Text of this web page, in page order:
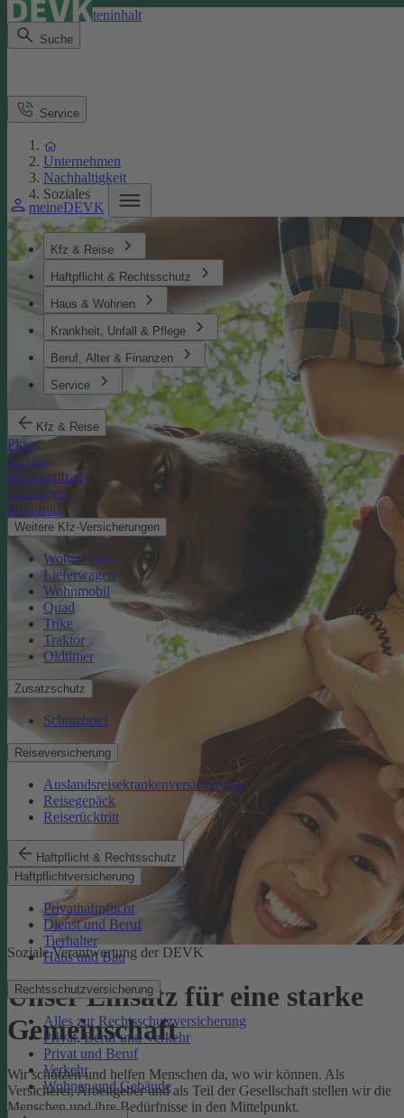
Direkt zum Seiteninhalt
Suche
meineDEVK
Kfz & Reise
Haftpflicht & Rechtsschutz
Haus & Wohnen
Krankheit, Unfall & Pflege
Beruf, Alter & Finanzen
Service
Kfz & Reise
Pkw
E-Auto
Kleinkraftrad
Anhänger
Motorrad
Weitere Kfz-Versicherungen
Wohnwagen
Lieferwagen
Wohnmobil
Quad
Trike
Traktor
Oldtimer
Zusatzschutz
Schutzbrief
Reiseversicherung
Auslandsreisekrankenversicherung
Reisegepäck
Reiserücktritt
Haftpflicht & Rechtsschutz
Haftpflichtversicherung
Privathaftpflicht
Dienst und Beruf
Tierhalter
Haus und Bau
Rechtsschutzversicherung
Alles zur Rechtsschutzversicherung
Privat, Beruf und Verkehr
Privat und Beruf
Verkehr
Wohnen und Gebäude
Service
Unternehmen
Nachhaltigkeit
Soziales
Soziale Verantwortung der DEVK
Unser Einsatz für eine starke
Gemeinschaft
Wir schützen und helfen Menschen da, wo wir können. Als
Versicherer, Arbeitgeber und als Teil der Gesellschaft stellen wir die
Menschen und ihre Bedürfnisse in den Mittelpunkt.